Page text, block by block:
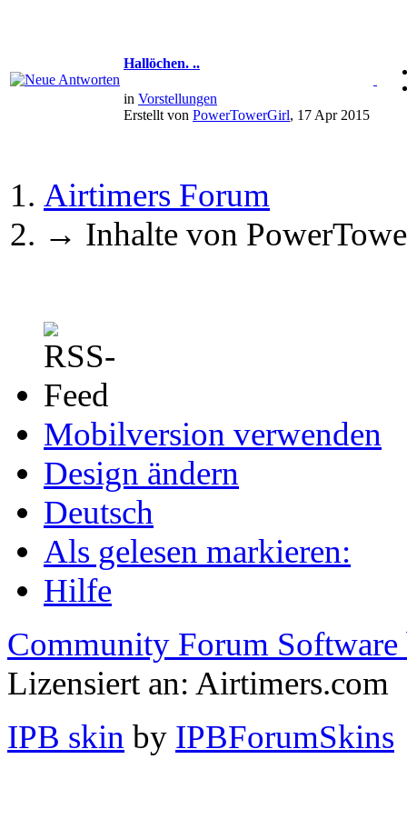
Hallöchen. ..
in Vorstellungen
Erstellt von PowerTowerGirl, 17 Apr 2015
Airtimers Forum
→ Inhalte von
Mobilversion verwenden
Design ändern
Deutsch
Als gelesen markieren:
Hilfe
Community Forum Software
Lizensiert an: Airtimers.com
IPB skin by IPBForumSkins